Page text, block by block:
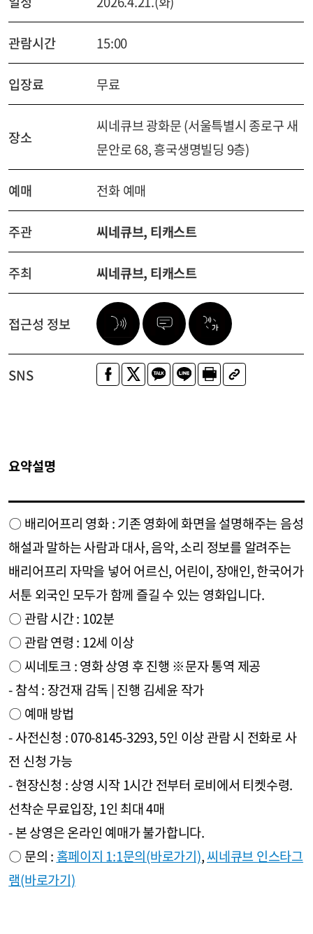
관람시간 15:00
입장료 무료
장소
씨네큐브 광화문 (서울특별시 종로구 새
문안로 68, 흥국생명빌딩 9층)
예매 전화 예매
주관 씨네큐브, 티캐스트
주최 씨네큐브, 티캐스트
접근성 정보
SNS
요약설명
〇 배리어프리 영화 : 기존 영화에 화면을 설명해주는 음성
해설과 말하는 사람과 대사, 음악, 소리 정보를 알려주는
배리어프리 자막을 넣어 어르신, 어린이, 장애인, 한국어가
서툰 외국인 모두가 함께 즐길 수 있는 영화입니다.
〇 관람 시간 : 102분
〇 관람 연령 : 12세 이상
〇 씨네토크 : 영화 상영 후 진행 ※문자 통역 제공
- 참석 : 장건재 감독 | 진행 김세윤 작가
〇 예매 방법
- 사전신청 : 070-8145-3293, 5인 이상 관람 시 전화로 사
전 신청 가능
- 현장신청 : 상영 시작 1시간 전부터 로비에서 티켓수령.
선착순 무료입장, 1인 최대 4매
- 본 상영은 온라인 예매가 불가합니다.
〇 문의 : 홈페이지 1:1문의(바로가기),씨네큐브 인스타그
램(바로가기)